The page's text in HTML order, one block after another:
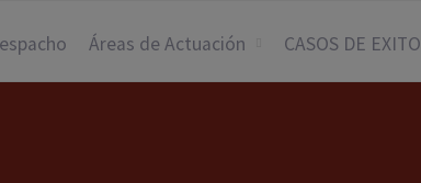
Áreas de Actuación CASOS DE EXITO